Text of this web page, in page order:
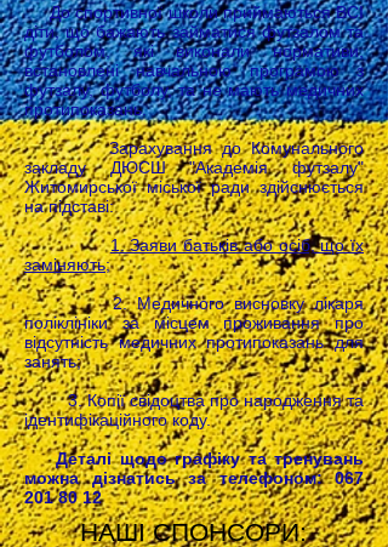
До спортивної школи приймаються ВСІ
діти, що бажають займатися футзалом та
футболом, які виконали нормативи,
встановлені навчальною програмою з
футзалу, футболу, та не мають медичних
протипоказань.
Зарахування до Комунального
закладу ДЮСШ "Академія футзалу"
Житомирської міської ради здійснюється
на підставі:
1. Заяви батьків або осіб, що їх
заміняють;
2. Медичного висновку лікаря
поліклініки за місцем проживання про
відсутність медичних протипоказань для
занять;
3. Копії свідоцтва про народження та
ідентифікаційного коду.
Деталі щодо графіку та тренувань
можна дізнатись за телефоном:067
201 80 12
НАШІ СПОНСОРИ: